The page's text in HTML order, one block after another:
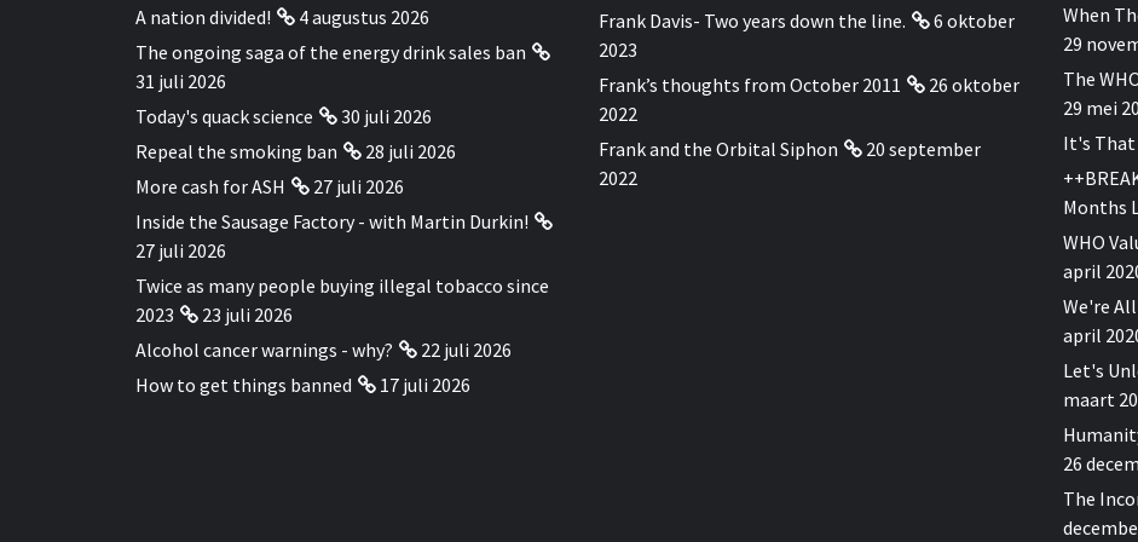
A nation divided!
4 augustus 2026
The ongoing saga of the energy drink sales ban
31 juli 2026
Today's quack science
30 juli 2026
Repeal the smoking ban
28 juli 2026
More cash for ASH
27 juli 2026
Inside the Sausage Factory - with Martin Durkin!
27 juli 2026
Twice as many people buying illegal tobacco since
2023
23 juli 2026
Alcohol cancer warnings - why?
22 juli 2026
How to get things banned
17 juli 2026
Frank Davis- Two years down the line.
6 oktober
2023
Frank’s thoughts from October 2011
26 oktober
2022
Frank and the Orbital Siphon
20 september
2022
When
29
The
29 mei
It's That
Months
WHO
april
We're
april
Let's
maart
26
The